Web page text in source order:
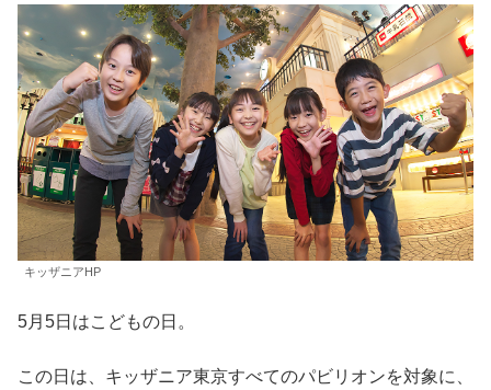
キッザニアHP
5月5日はこどもの日。
この日は、キッザニア東京すべてのパビリオンを対象に、